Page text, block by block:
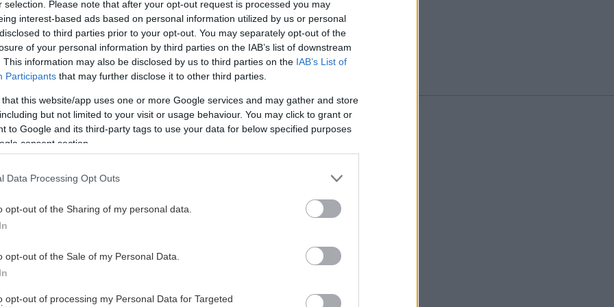
selection. Please note that after your opt-out request is processed you may
interest-based ads based on personal information utilized by us or personal
to third parties prior to your opt-out. You may separately opt-out of the
of your personal information by third parties on the IAB’s list of downstream
This information may also be disclosed by us to third parties on the IAB’s List of
Participants that may further disclose it to other third parties.
that this website/app uses one or more Google services and may gather and store
but not limited to your visit or usage behaviour. You may click to grant or
to Google and its third-party tags to use your data for below specified purposes
consent section.
Data Processing Opt Outs
opt-out of the Sharing of my personal data.
opt-out of the Sale of my Personal Data.
opt-out of processing my Personal Data for Targeted
ER TILBAKE!